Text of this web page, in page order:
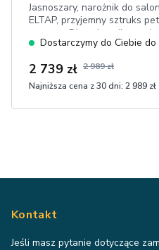
Jasnoszary, narożnik do
ELTAP, przyjemny sztruks
automat DL, pojemnik,
spania 95x205 cm
Dostarczymy do Ciebie do
2 739 zł 2 989 zł
Najniższa cena z 30 dni: 2 989 zł
Kontakt
Jeśli masz pytanie dotyczące